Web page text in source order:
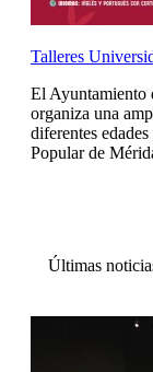
Talleres
El Ayuntamiento
organiza una
diferentes
Popular de
Últimas